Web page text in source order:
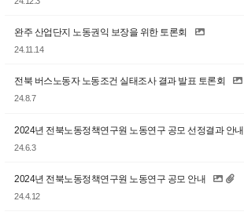
완주 산업단지 노동권익 보장을 위한 토론회
24.11.14
전북 버스노동자 노동조건 실태조사 결과 발표 토론회
24.8.7
2024년 전북노동정책연구원 노동연구 공모 선정결과 안내
24.6.3
2024년 전북노동정책연구원 노동연구 공모 안내
24.4.12